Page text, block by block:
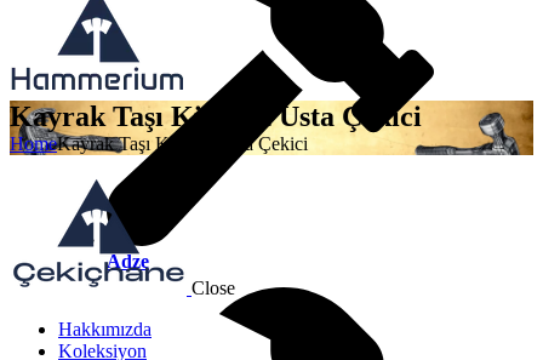
Adze
Kayrak Taşı Kiremit Usta Çekici
HomeKayrak Taşı Kiremit Usta Çekici
Close
Hakkımızda
Koleksiyon